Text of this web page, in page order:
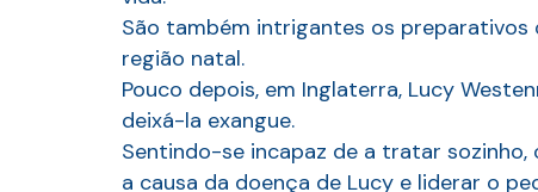
São também intrigantes os preparativos
região natal.
Pouco depois, em Inglaterra, Lucy
deixá-la exangue.
Sentindo-se incapaz de a tratar sozinho,
a causa da doença de Lucy e liderar o